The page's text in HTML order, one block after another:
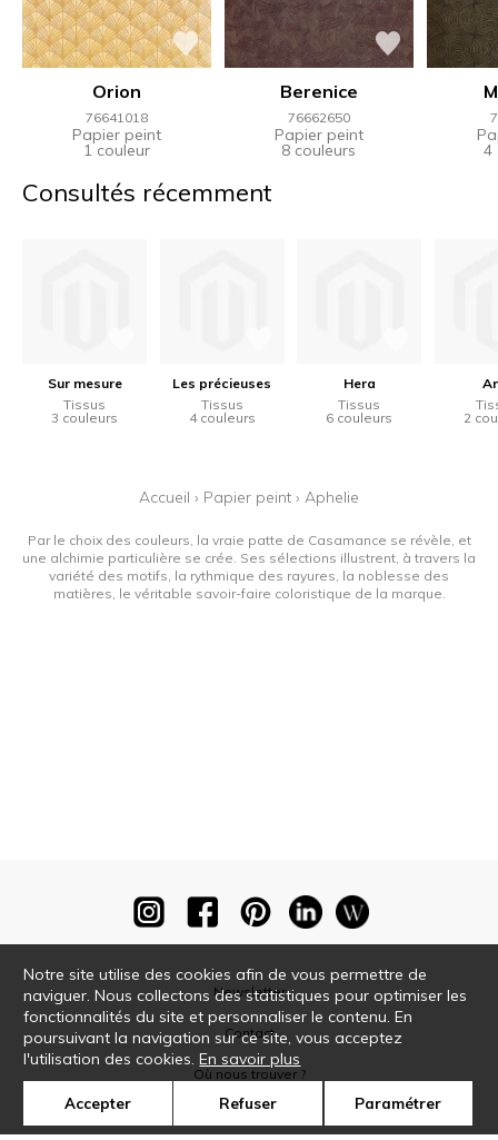
Orion
76641018
Papier peint
1 couleur
Berenice
76662650
Papier peint
8 couleurs 4
Consultés récemment
Sur mesure
Tissus
3 couleurs
Les précieuses
Tissus
4 couleurs
Hera
Tissus
6 couleurs
2
Accueil › Papier peint › Aphelie
Par le choix des couleurs, la vraie patte de Casamance se révèle, et
une alchimie particulière se crée. Ses sélections illustrent, à travers la
variété des motifs, la rythmique des rayures, la noblesse des
matières, le véritable savoir-faire coloristique de la marque.
Newsletter
Contact
Où nous trouver ?
Notre site utilise des cookies afin de vous permettre de
naviguer. Nous collectons des statistiques pour optimiser les
fonctionnalités du site et personnaliser le contenu. En
poursuivant la navigation sur ce site, vous acceptez
l'utilisation des cookies.En savoir plus
Accepter Refuser Paramétrer